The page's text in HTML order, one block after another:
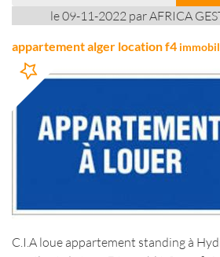
le 09-11-2022 par AFRICA
appartement alger location f4
C.I.A loue appartement standing à